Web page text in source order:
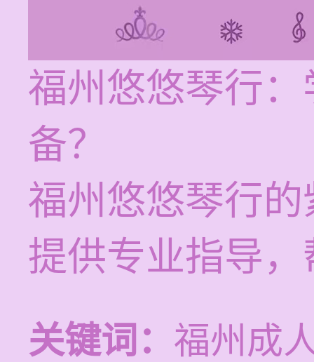
福州悠悠琴行
备？
福州悠悠琴行
提供专业指导
关键词： 福州成